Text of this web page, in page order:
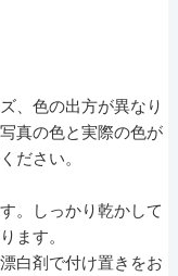
、色の出方が異なり
真の色と実際の色が
ださい。
。しっかり乾かして
ます。
白剤で付け置きをお